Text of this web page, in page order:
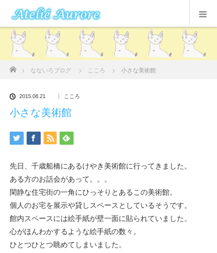
ホーム
なないろブログ こころ 小さな美術館
2015.08.21 こころ
小さな美術館
先日、千歳船橋にあるけやき美術館に行ってきました。
ある方のお話会があって。。。
閑静な住宅街の一角にひっそりとあるこの美術館。
個人のお宅を展示や貸しスペースとしているそうです。
館内スペースには絵手紙が壁一面に貼られていました。
心がほんわかするような絵手紙の数々。
ひとつひとつ眺めてしまいました。